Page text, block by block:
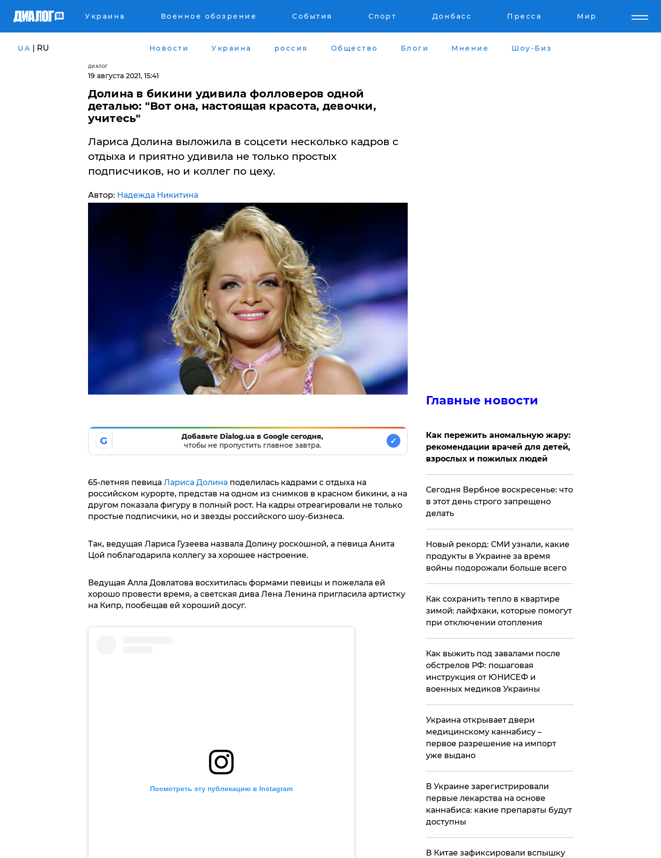
Украина Военное обозрение События Спорт Донбасс Пресса Мир
UA | RU Новости Украина россия Общество Блоги Мнение Шоу-Биз
ДИАЛОГ
19 августа 2021, 15:41
Долина в бикини удивила фолловеров одной
деталью: "Вот она, настоящая красота, девочки,
учитесь"
Лариса Долина выложила в соцсети несколько кадров с
отдыха и приятно удивила не только простых
подписчиков, но и коллег по цеху.
Автор: Надежда Никитина
G
Добавьте Dialog.ua в Google сегодня,
чтобы не пропустить главное завтра.
✓
65-летняя певица Лариса Долинаподелилась кадрами с отдыха на
российском курорте, представ на одном из снимков в красном бикини, а на
другом показала фигуру в полный рост. На кадры отреагировали не только
простые подписчики, но и звезды российского шоу-бизнеса.
Так, ведущая Лариса Гузеева назвала Долину роскошной, а певица Анита
Цой поблагодарила коллегу за хорошее настроение.
Ведущая Алла Довлатова восхитилась формами певицы и пожелала ей
хорошо провести время, а светская дива Лена Ленина пригласила артистку
на Кипр, пообещав ей хороший досуг.
Посмотреть эту публикацию в Instagram
Главные новости
Как пережить аномальную жару:
рекомендации врачей для детей,
взрослых и пожилых людей
​Сегодня Вербное воскресенье: что
в этот день строго запрещено
делать
Новый рекорд: СМИ узнали, какие
продукты в Украине за время
войны подорожали больше всего
​Как сохранить тепло в квартире
зимой: лайфхаки, которые помогут
при отключении отопления
Как выжить под завалами после
обстрелов РФ: пошаговая
инструкция от ЮНИСЕФ и
военных медиков Украины
Украина открывает двери
медицинскому каннабису –
первое разрешение на импорт
уже выдано
В Украине зарегистрировали
первые лекарства на основе
каннабиса: какие препараты будут
доступны
В Китае зафиксировали вспышку